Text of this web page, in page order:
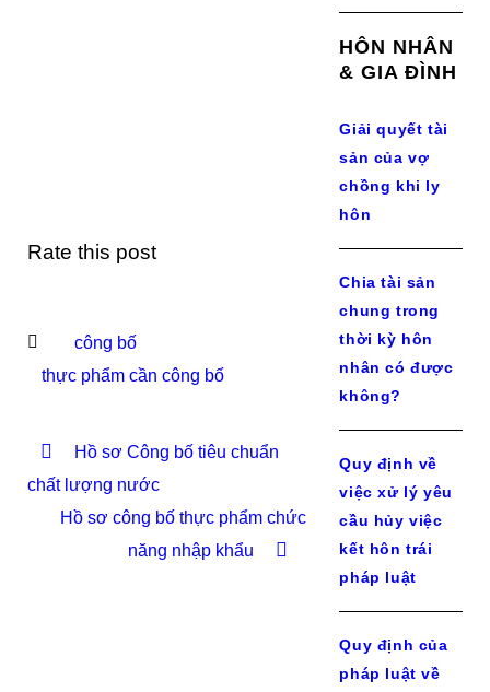
Rate this post
công bố
thực phẩm cần công bố
Hồ sơ Công bố tiêu chuẩn
chất lượng nước
Hồ sơ công bố thực phẩm chức
năng nhập khẩu
HÔN NHÂN
& GIA ĐÌNH
Giải quyết tài
sản của vợ
chồng khi ly
hôn
Chia tài sản
chung trong
thời kỳ hôn
nhân có được
không?
Quy định về
việc xử lý yêu
cầu hủy việc
kết hôn trái
pháp luật
Quy định của
pháp luật về